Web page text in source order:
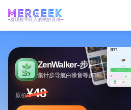
发现数字匠人的绝妙灵感
ZenWalker-步履生花
集计步导航白噪音等多功能于一体的健康应用
原价¥48